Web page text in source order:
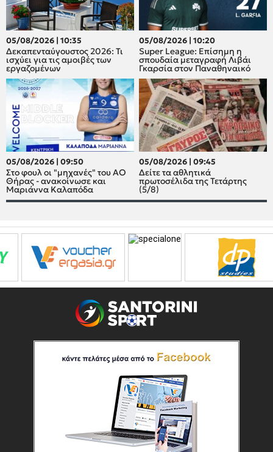
05/08/2026 | 10:35
Δεκαπενταύγουστος 2026: Τι
ισχύει για τις αμοιβές των
εργαζομένων
05/08/2026 | 10:20
Super League: Επίσημη η
σπουδαία μεταγραφή Λιβάι
Γκαρσία στον Παναθηναικό
05/08/2026 | 09:50
Στο φουλ οι "μηχανές" του ΑΟ
Θήρας - ανακοίνωσε και
Μαριάννα Καλαπόδα
05/08/2026 | 09:45
Δείτε τα αθλητικά
πρωτοσέλιδα της Τετάρτης
(5/8)